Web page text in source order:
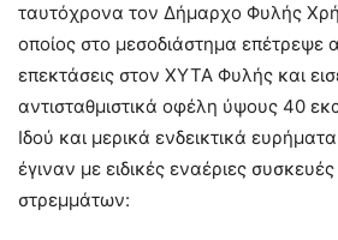
ταυτόχρονα τον Δήμαρχο Φυλής
οποίος στο μεσοδιάστημα επέτρεψε
επεκτάσεις στον ΧΥΤΑ Φυλής και
αντισταθμιστικά οφέλη ύψους 40
Ιδού και μερικά ενδεικτικά
έγιναν με ειδικές εναέριες
στρεμμάτων: